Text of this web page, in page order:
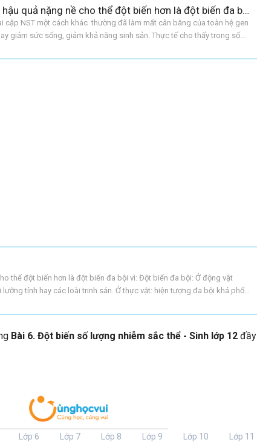
Tại sao đột biến lệch bội thường gây hậu quả nặng nề cho thể đột biến hơn là đột biến đa bội?
cặp NST một cách khác thường đã làm mất cân bằng của toàn hệ gen
giảm sức sống, giảm khả năng sinh sản. Thực tế cho thấy trong số
thể đột biến hơn là đột biến đa bội vì: Đột biến đa bội: Ở động vật
tính hay các loài trinh sản. Ở thực vật: hiện tượng đa bội khá phổ
Bài 6. Đột biến số lượng nhiễm sắc thể - Sinh lớp 12 đầy
Lớp 6 Lớp 7 Lớp 8 Lớp 9 Lớp 10 Lớp 11